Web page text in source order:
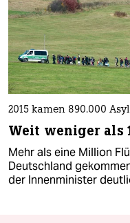
2015 kamen 890.000
Weit weniger als
Mehr als eine Million
Deutschland
der Innenminister